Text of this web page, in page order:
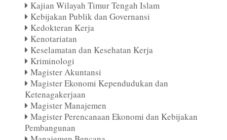
Kajian Wilayah Timur Tengah Islam
Kebijakan Publik dan Governansi
Kedokteran Kerja
Kenotariatan
Keselamatan dan Kesehatan Kerja
Kriminologi
Magister Akuntansi
Magister Ekonomi Kependudukan dan
Ketenagakerjaan
Magister Manajemen
Magister Perencanaan Ekonomi dan Kebijakan
Pembangunan